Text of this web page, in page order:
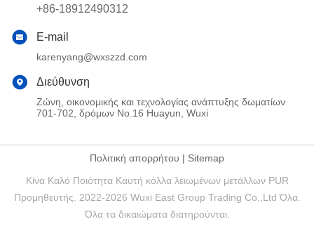
+86-18912490312
E-mail
karenyang@wxszzd.com
Διεύθυνση
Ζώνη, οικονομικής και τεχνολογίας ανάπτυξης δωματίων
701-702, δρόμων No.16 Huayun, Wuxi
Πολιτική απορρήτου | Sitemap
Κίνα Καλό Ποιότητα Καυτή κόλλα λειωμένων μετάλλων PUR
Προμηθευτής. 2022-2026 Wuxi East Group Trading Co.,Ltd Όλα.
Όλα τα δικαιώματα διατηρούνται.